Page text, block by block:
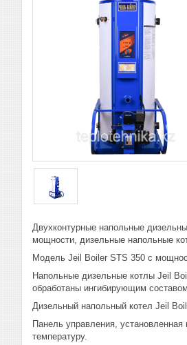
Двухконтурные напольные
мощности, дизельные напольные
Модель Jeil Boiler STS 350 с
Напольные дизельные котлы Jeil
обработаны ингибирующим
Дизельный напольный котел Jeil
Панель управления,
температуру.